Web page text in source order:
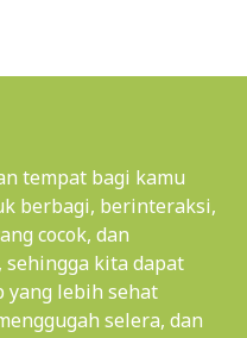
tempat bagi kamu
berbagi, berinteraksi,
cocok, dan
kita dapat
yang lebih sehat
selera, dan